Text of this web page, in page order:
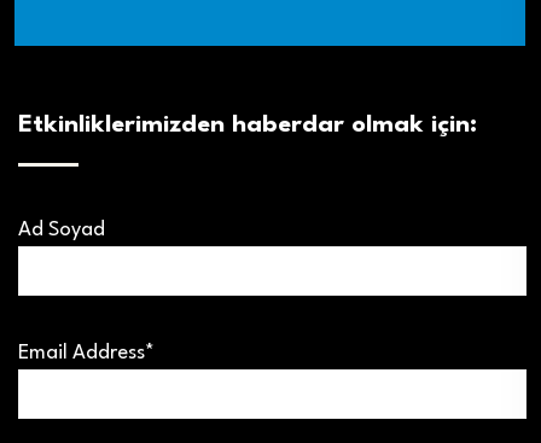
Etkinliklerimizden haberdar olmak için:
Ad Soyad
Email Address*